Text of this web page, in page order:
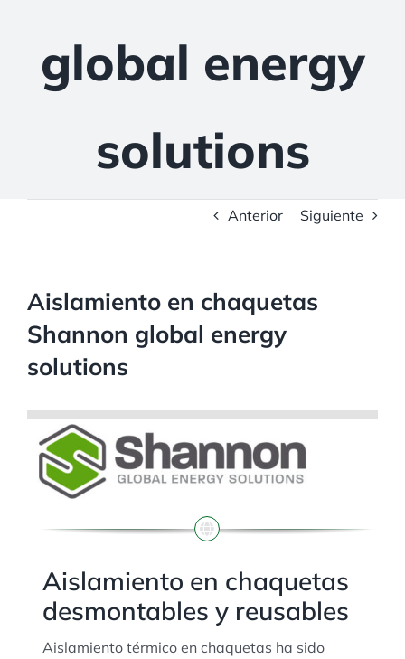
global energy
solutions
Anterior Siguiente
Aislamiento en chaquetas
Shannon global energy
solutions
Aislamiento en chaquetas
desmontables y reusables
Aislamiento térmico en chaquetas ha sido